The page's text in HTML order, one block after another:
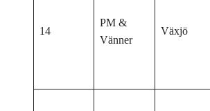
14
PM &
Vänner
Växjö